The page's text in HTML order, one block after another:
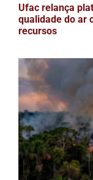
Ufac relança
qualidade do ar
recursos